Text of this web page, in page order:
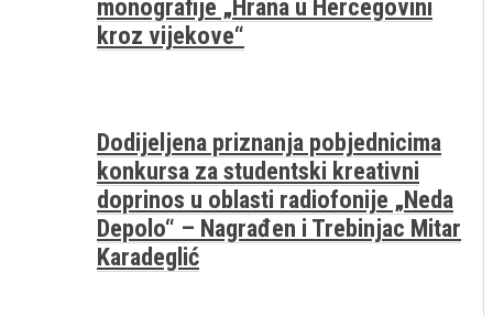
monografije „Hrana u Hercegovini
kroz vijekove“
Dodijeljena priznanja pobjednicima
konkursa za studentski kreativni
doprinos u oblasti radiofonije „Neda
Depolo“ – Nagrađen i Trebinjac Mitar
Karadeglić